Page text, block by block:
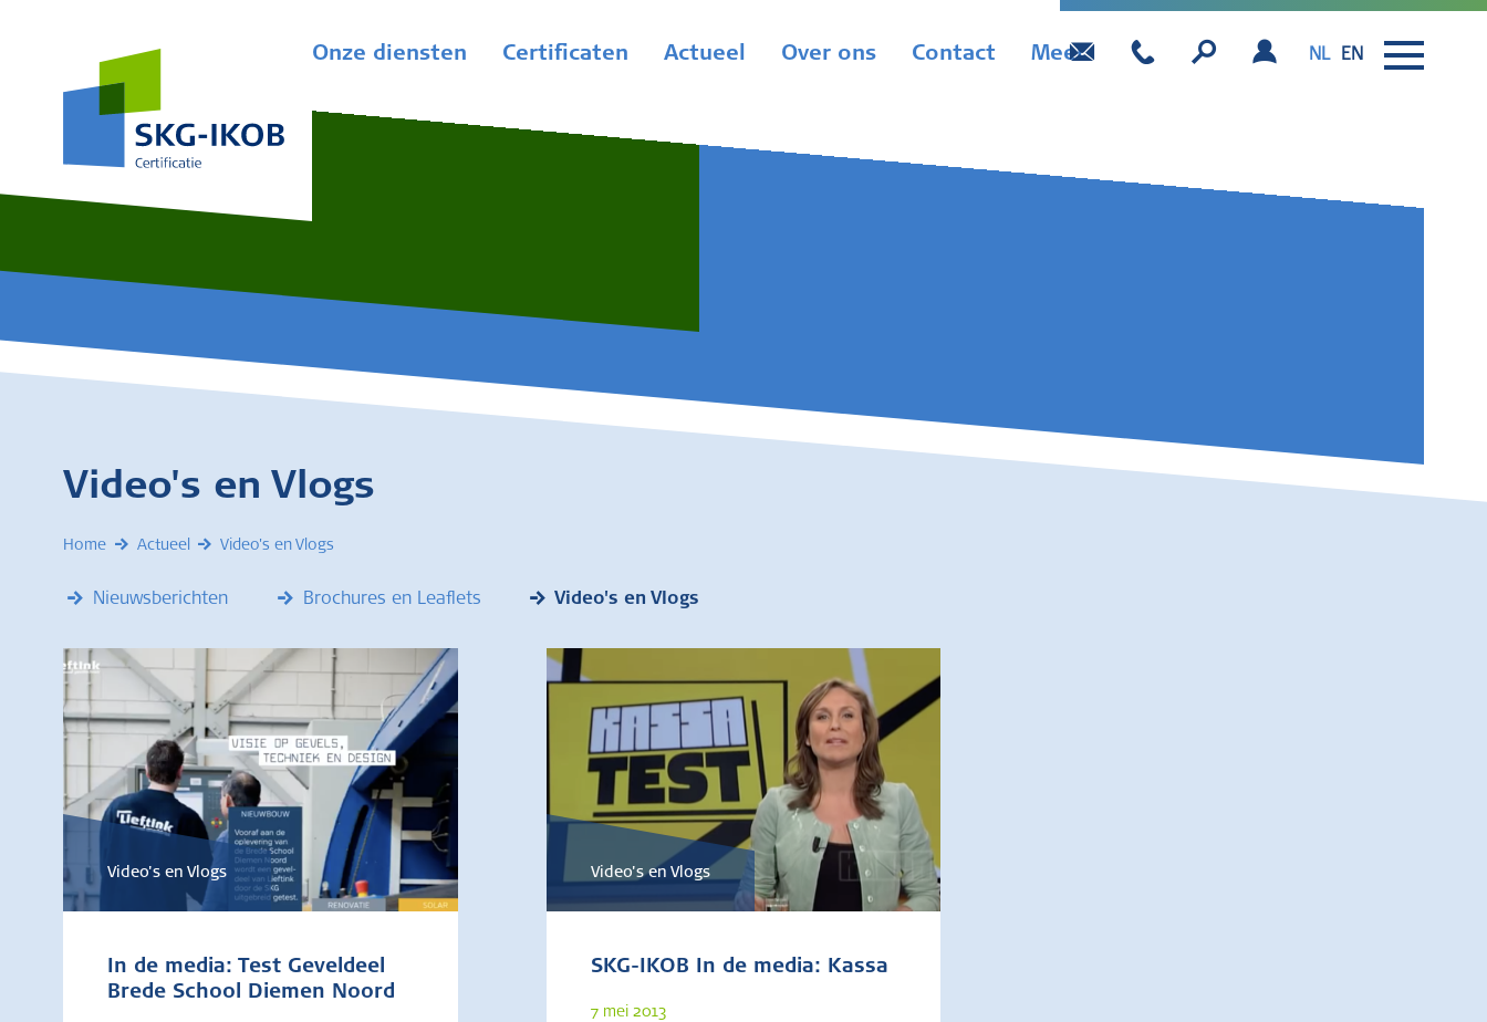
Onze diensten Certificaten Actueel Over ons Contact Meer NL EN
Video's en Vlogs
Home Actueel Video's en Vlogs
Nieuwsberichten Brochures en Leaflets Video's en Vlogs
Video's en Vlogs
In de media: Test Geveldeel
Brede School Diemen Noord
Video's en Vlogs
SKG-IKOB In de media: Kassa
7 mei 2013